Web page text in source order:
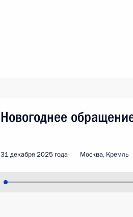
Новогоднее
31 декабря 2025 года Москва, Кремль